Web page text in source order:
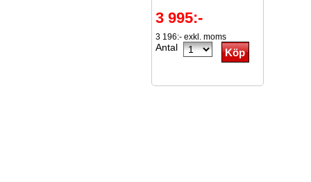
3 995:-
3 196:- exkl. moms
Antal